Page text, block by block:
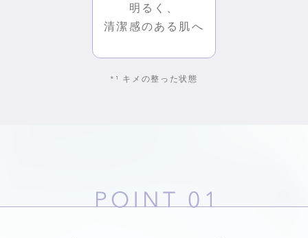
明るく、
清潔感のある肌へ
*¹ キメの整った状態